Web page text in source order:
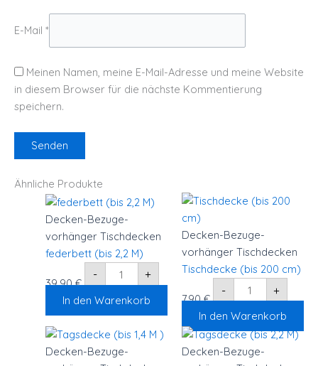
E-Mail *
Meinen Namen, meine E-Mail-Adresse und meine Website
in diesem Browser für die nächste Kommentierung
speichern.
Ähnliche Produkte
Decken-Bezuge-
vorhänger Tischdecken
federbett (bis 2,2 M)
39,90€
-
federbett
(bis
2,2
M)
Menge
+
In den Warenkorb
Decken-Bezuge-
vorhänger Tischdecken
Tischdecke (bis 200 cm)
7,90€
-
Tischdecke
(bis
Menge
+
In den Warenkorb
Decken-Bezuge-
Tagsdecke
(bis
1,4
M
Decken-Bezuge-
Tagsdecke
(bis
2,2
M)